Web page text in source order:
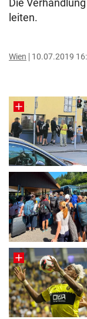
Die
leiten.
Wien 10.07.2019